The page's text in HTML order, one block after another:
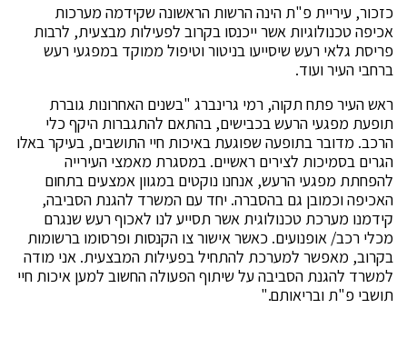
כזכור, עיריית פ"ת הינה הרשות הראשונה שקידמה מערכות
אכיפה טכנולוגיות אשר ייכנסו בקרוב לפעילות מבצעית, לרבות
פריסת גלאי רעש שיסייעו בניטור וטיפול ממוקד במפגעי רעש
ברחבי העיר ועוד.
ראש העיר פתח תקוה, רמי גרינברג "בשנים האחרונות גוברת
תופעת מפגעי הרעש בכבישים, בהתאם להתגברות היקף כלי
הרכב. מדובר בתופעה שפוגעת באיכות חיי התושבים, בעיקר באלו
הגרים בסמיכות לצירים ראשיים. במסגרת מאמצי העירייה
להפחתת מפגעי הרעש, אנחנו נוקטים במגוון אמצעים בתחום
האכיפה וכמובן גם בהסברה. יחד עם המשרד להגנת הסביבה,
קידמנו מערכת טכנולוגית אשר תסייע לנו לאכוף רעש שנגרם
מכלי רכב/ אופנועים. כאשר אישור צו הקנסות ופרסומו ברשומות
בקרוב, מאפשר למערכת להתחיל בפעילות המבצעית. אני מודה
למשרד להגנת הסביבה על שיתוף הפעולה החשוב למען איכות חיי
תושבי פ"ת ובריאותם."